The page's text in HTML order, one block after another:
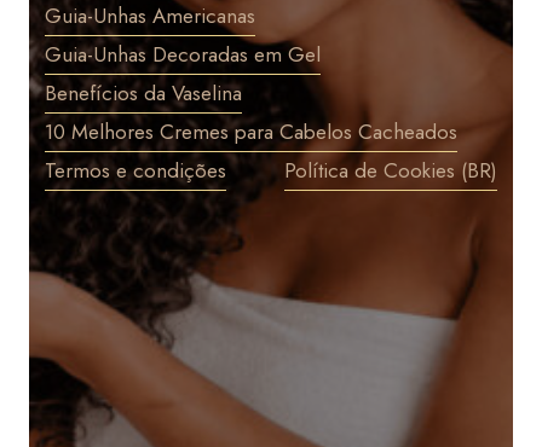
Guia-Unhas Americanas
Guia-Unhas Decoradas em Gel
Benefícios da Vaselina
10 Melhores Cremes para Cabelos Cacheados
Termos e condições
Política de Cookies (BR)